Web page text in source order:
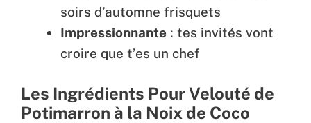
soirs d’automne frisquets
Impressionnante : tes invités vont
croire que t’es un chef
Les Ingrédients Pour Velouté de
Potimarron à la Noix de Coco